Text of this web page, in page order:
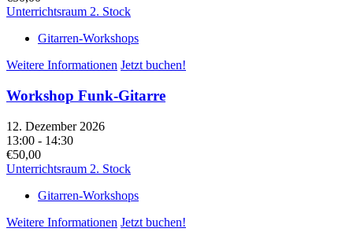
Unterrichtsraum 2. Stock
Gitarren-Workshops
Weitere Informationen Jetzt buchen!
Workshop Funk-Gitarre
12. Dezember 2026
13:00 - 14:30
€50,00
Unterrichtsraum 2. Stock
Gitarren-Workshops
Weitere Informationen Jetzt buchen!